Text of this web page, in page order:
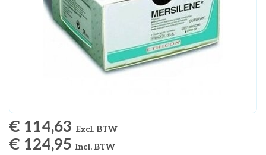
€ 114,63 Excl. BTW
€ 124,95 Incl. BTW